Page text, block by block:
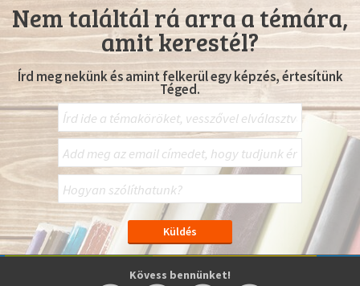
Nem találtál rá arra a témára,
amit kerestél?
Írd meg nekünk és amint felkerül egy képzés, értesítünk
Téged.
Kövess bennünket!